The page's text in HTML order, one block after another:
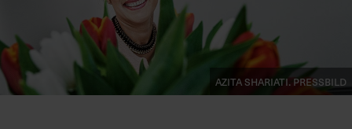
Azita Shariati. Pressbild